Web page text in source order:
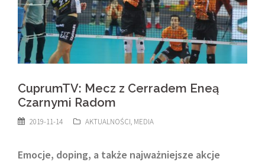
CuprumTV: Mecz z Cerradem Eneą
Czarnymi Radom
2019-11-14 AKTUALNOŚCI, MEDIA
Emocje, doping, a także najważniejsze akcje